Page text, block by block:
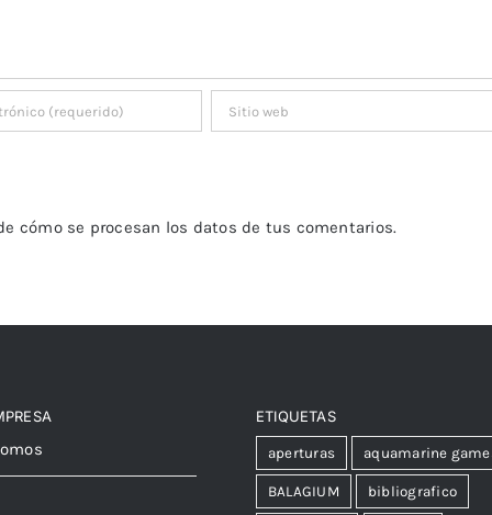
cómo se procesan los datos de tus comentarios.
ETIQUETAS
aperturas aquamarine
BALAGIUM bibliografico